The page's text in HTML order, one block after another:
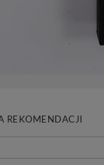
REKOMENDACJI